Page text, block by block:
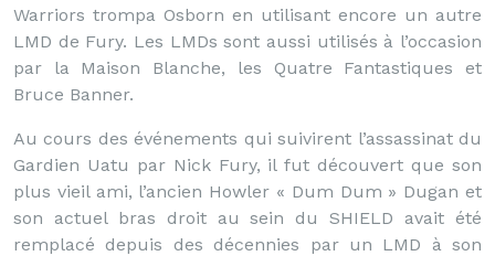
Warriors trompa Osborn en utilisant encore un autre
LMD de Fury. Les LMDs sont aussi utilisés à l’occasion
par la Maison Blanche, les Quatre Fantastiques et
Bruce Banner.
Au cours des événements qui suivirent l’assassinat du
Gardien Uatu par Nick Fury, il fut découvert que son
plus vieil ami, l’ancien Howler « Dum Dum » Dugan et
son actuel bras droit au sein du SHIELD avait été
remplacé depuis des décennies par un LMD à son